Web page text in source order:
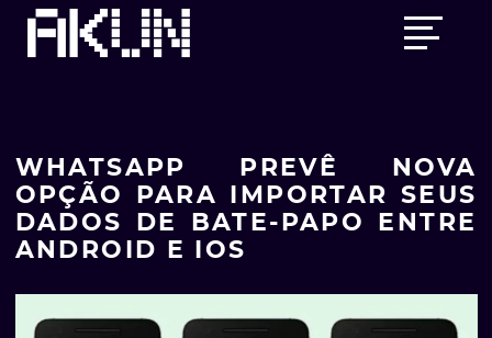
Main
Skip
WHATSAPP PREVÊ NOVA
OPÇÃO PARA IMPORTAR SEUS
DADOS DE BATE-PAPO ENTRE
ANDROID E IOS